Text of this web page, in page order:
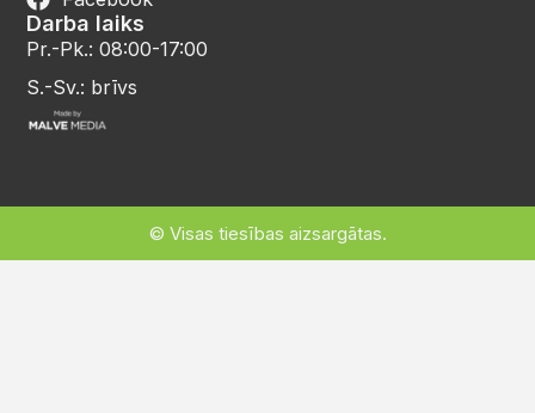
Darba laiks
Pr.-Pk.: 08:00-17:00
S.-Sv.: brīvs
© Visas tiesības aizsargātas.